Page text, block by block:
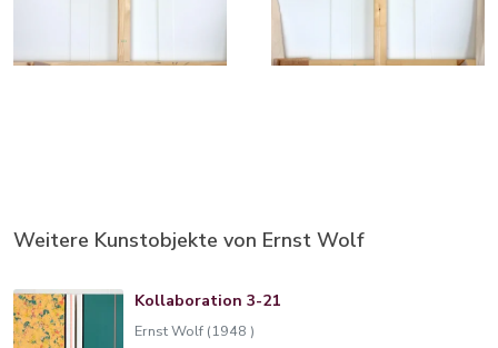
Weitere Kunstobjekte von Ernst Wolf
Kollaboration 3-21
Ernst Wolf (1948 )